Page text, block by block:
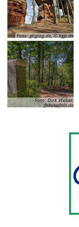
Foto: gliglag.de, © kgp.de
Foto: Dirk Weber,
fokuspfalz.de